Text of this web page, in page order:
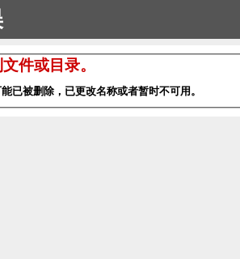
件或目录。
已被删除，已更改名称或者暂时不可用。